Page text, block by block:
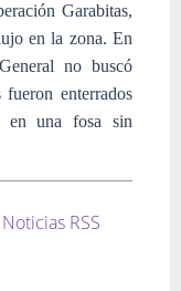
Garabitas,
en la zona. En
no buscó
enterrados
en una fosa sin
RSS